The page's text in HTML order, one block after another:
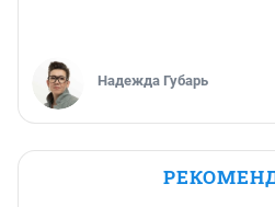
Надежда Губарь